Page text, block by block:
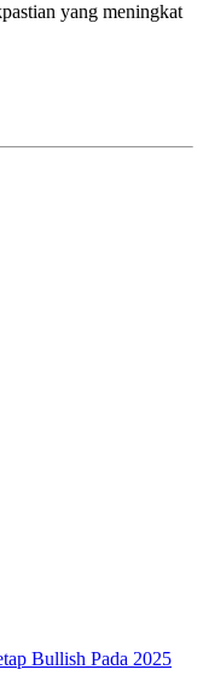
yang meningkat
Bullish Pada 2025